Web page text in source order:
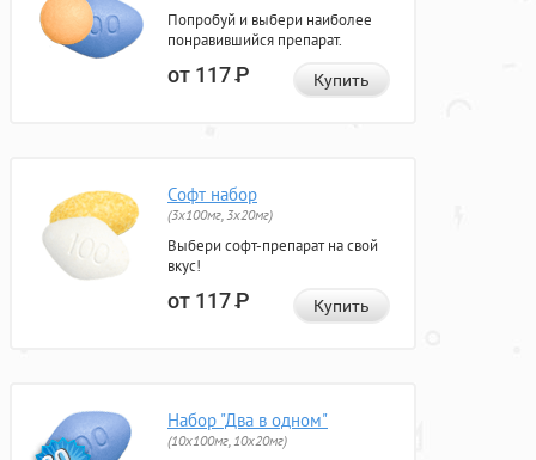
Попробуй и выбери наиболее
понравившийся препарат.
от 117Р Купить
Софт набор
(3x100мг, 3x20мг)
Выбери софт-препарат на свой
вкус!
от 117Р Купить
Набор "Два в одном"
(10x100мг, 10x20мг)